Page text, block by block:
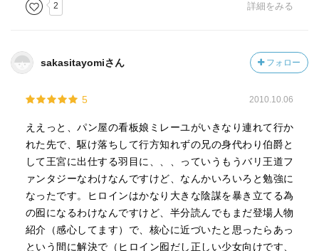
2 詳細をみる
sakasitayomiさん フォロー
5 2010.10.06
ええっと、パン屋の看板娘ミレーユがいきなり連れて行か
れた先で、駆け落ちして行方知れずの兄の身代わり伯爵と
して王宮に出仕する羽目に、、、っていうもうバリ王道フ
ァンタジーなわけなんですけど、なんかいろいろと勉強に
なったです。ヒロインはかなり大きな陰謀を暴き立てる為
の囮になるわけなんですけど、半分読んでもまだ登場人物
紹介（感心してます）で、核心に近づいたと思ったらあっ
という間に解決で（ヒロイン囮だし正しい少女向けです、